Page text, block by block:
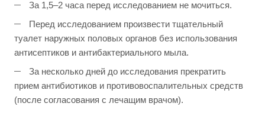
За 1,5–2 часа перед исследованием не мочиться.
Перед исследованием произвести тщательный
туалет наружных половых органов без использования
антисептиков и антибактериального мыла.
За несколько дней до исследования прекратить
прием антибиотиков и противовоспалительных средств
(после согласования с лечащим врачом).